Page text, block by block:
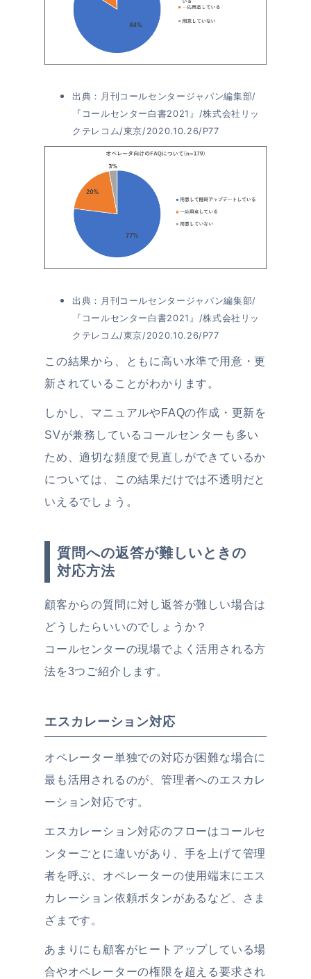
出典：月刊コールセンタージャパン編集部/
『コールセンター白書2021』/株式会社リッ
クテレコム/東京/2020.10.26/P77
出典：月刊コールセンタージャパン編集部/
『コールセンター白書2021』/株式会社リッ
クテレコム/東京/2020.10.26/P77
この結果から、ともに高い水準で用意・更
新されていることがわかります。
しかし、マニュアルやFAQの作成・更新を
SVが兼務しているコールセンターも多い
ため、適切な頻度で見直しができているか
については、この結果だけでは不透明だと
いえるでしょう。
質問への返答が難しいときの
対応方法
顧客からの質問に対し返答が難しい場合は
どうしたらいいのでしょうか？
コールセンターの現場でよく活用される方
法を3つご紹介します。
エスカレーション対応
オペレーター単独での対応が困難な場合に
最も活用されるのが、管理者へのエスカレ
ーション対応です。
エスカレーション対応のフローはコールセ
ンターごとに違いがあり、手を上げて管理
者を呼ぶ、オペレーターの使用端末にエス
カレーション依頼ボタンがあるなど、さま
ざまです。
あまりにも顧客がヒートアップしている場
合やオペレーターの権限を超える要求され